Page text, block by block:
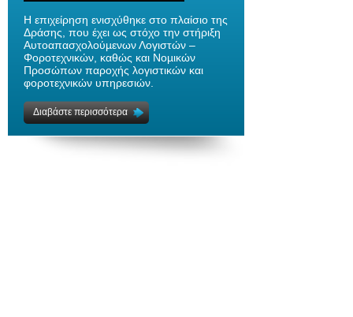
H επιχείρηση ενισχύθηκε στο πλαίσιο της
Δράσης, που έχει ως στόχο την στήριξη
Αυτοαπασχολούµενων Λογιστών –
Φοροτεχνικών, καθώς και Νοµικών
Προσώπων παροχής λογιστικών και
φοροτεχνικών υπηρεσιών.
Διαβάστε περισσότερα